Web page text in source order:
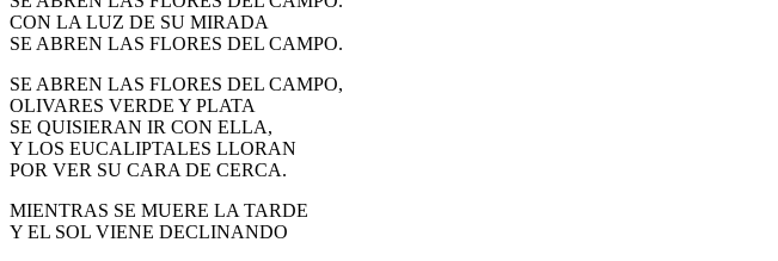
CON LA LUZ DE SU MIRADA
SE ABREN LAS FLORES DEL CAMPO.
SE ABREN LAS FLORES DEL CAMPO,
OLIVARES VERDE Y PLATA
SE QUISIERAN IR CON ELLA,
Y LOS EUCALIPTALES LLORAN
POR VER SU CARA DE CERCA.
MIENTRAS SE MUERE LA TARDE
Y EL SOL VIENE DECLINANDO